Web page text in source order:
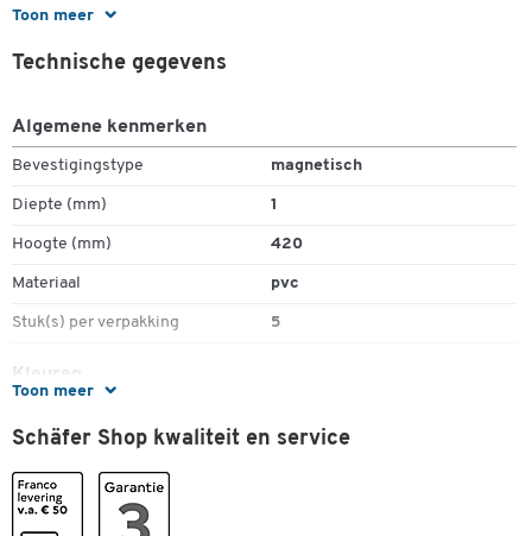
Toon meer
Formaat: DIN A3
Eén frame kan meerdere bladen bevatten
Set van 5 = 1 pakket
Toon meer
Technische gegevens
Algemene kenmerken
Bevestigingstype magnetisch
Diepte (mm) 1
Hoogte (mm) 420
Materiaal pvc
Stuk(s) per verpakking 5
Kleuren
Breedte (mm)
Schäfer Shop kwaliteit en service